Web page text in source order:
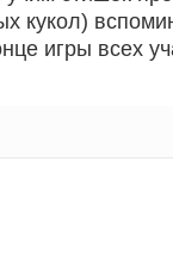
кукол)
игры всех